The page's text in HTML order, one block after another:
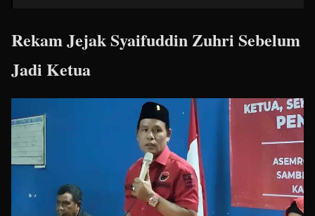
Rekam Jejak Syaifuddin Zuhri Sebelum
Jadi Ketua